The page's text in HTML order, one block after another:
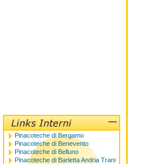
Pinacoteche di Bergamo
Pinacoteche di Benevento
Pinacoteche di Belluno
Pinacoteche di Barletta Andria Trani